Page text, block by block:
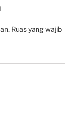
Ruas yang wajib